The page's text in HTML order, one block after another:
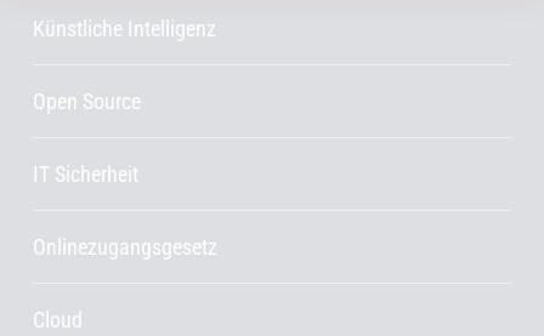
Künstliche Intelligenz
Open Source
IT Sicherheit
Onlinezugangsgesetz
Cloud